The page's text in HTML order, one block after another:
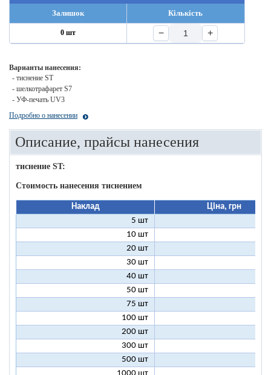
Залишок
Кількість
0 шт − +
Варианты нанесения:
- тиснение ST
- шелкотрафарет S7
- УФ-печать UV3
Подробно о нанесении
Описание, прайсы нанесения
тиснение ST:
Стоимость нанесения тиснением
Наклад
Ціна, грн
5 шт
10 шт
20 шт
30 шт
40 шт
50 шт
75 шт
100 шт
200 шт
300 шт
500 шт